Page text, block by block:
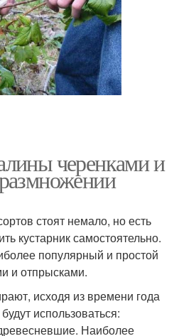
черенками и
стоят немало, но есть
кустарник самостоятельно.
популярный и простой
и отпрысками.
исходя из времени года
использоваться:
Наиболее